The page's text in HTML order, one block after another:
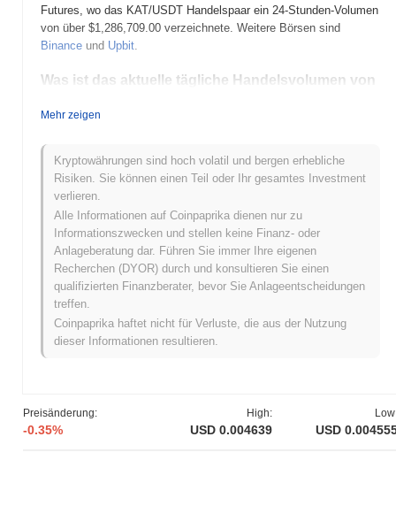
Preisänderung:
-0.35%
High:
USD 0.004639 USD
Futures, wo das KAT/USDT Handelspaar ein 24-Stunden-Volumen
von über $1,286,709.00 verzeichnete. Weitere Börsen sind
Binance und Upbit.
Was ist das aktuelle tägliche Handelsvolumen von
In den letzten 24 Stunden beträgt das Handelsvolumen von
Katana Network
im Vergleich zum Vortag zeigt. Dies deutet auf eine kurzfristige
Verringerung der Handelsaktivität hin.
Was ist die Preisspanne von Katana Network in
der Vergangenheit?
Allzeithoch (ATH): $0.029216
Allzeittief (ATL):NaN
Katana Network wird derzeit
gehandelt .
Was ist die aktuelle Marktkapitalisierung von
Die Marktkapitalisierung von Katana Network beträgt ungefähr
$10,787,740.00
, was es weltweit auf Platz #782 nach Marktgröße
Mehr zeigen
Kryptowährungen sind hoch volatil und bergen erhebliche
Risiken. Sie können einen Teil oder Ihr gesamtes Investment
verlieren.
Alle Informationen auf Coinpaprika dienen nur zu
Informationszwecken und stellen keine Finanz- oder
Anlageberatung dar. Führen Sie immer Ihre eigenen
Recherchen (DYOR) durch und konsultieren Sie einen
qualifizierten Finanzberater, bevor Sie Anlageentscheidungen
treffen.
Coinpaprika haftet nicht für Verluste, die aus der Nutzung
dieser Informationen resultieren.